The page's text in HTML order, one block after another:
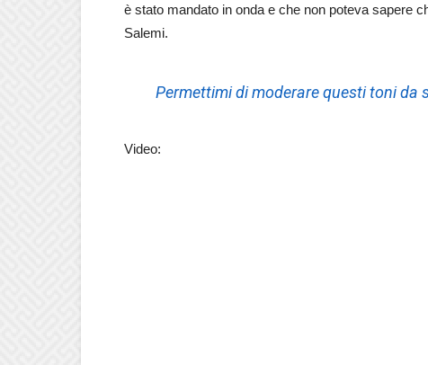
è stato mandato in onda e che non poteva sapere
Salemi.
Permettimi di moderare questi toni da
Video: